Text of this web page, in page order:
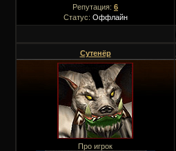
Репутация: 6
Статус: Оффлайн
Сутенёр
Про игрок